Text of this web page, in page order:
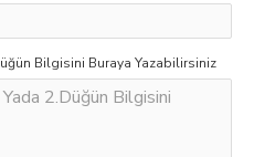
Bilgisini Buraya Yazabilirsiniz